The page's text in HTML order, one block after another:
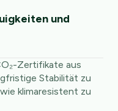
und
Zertifikate aus
Stabilität zu
klimaresistent zu